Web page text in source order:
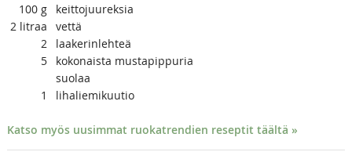
100 g
keittojuureksia
2 litraa
vettä
2
laakerinlehteä
5
kokonaista mustapippuria
suolaa
1
lihaliemikuutio
Katso myös uusimmat ruokatrendien reseptit täältä »